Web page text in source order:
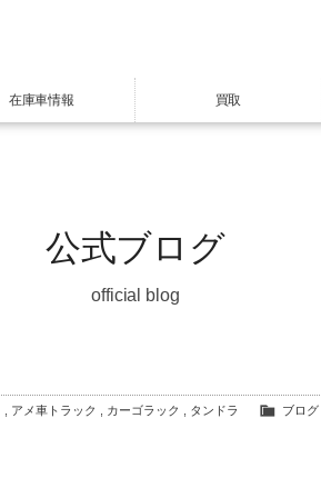
在庫車情報 買取
公式ブログ
official blog
ブログ
アメ車トラック カーゴラック タンドラ